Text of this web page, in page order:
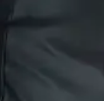
é confeccionada em Corino (base:
à peça.
moderno e cintura média, possui